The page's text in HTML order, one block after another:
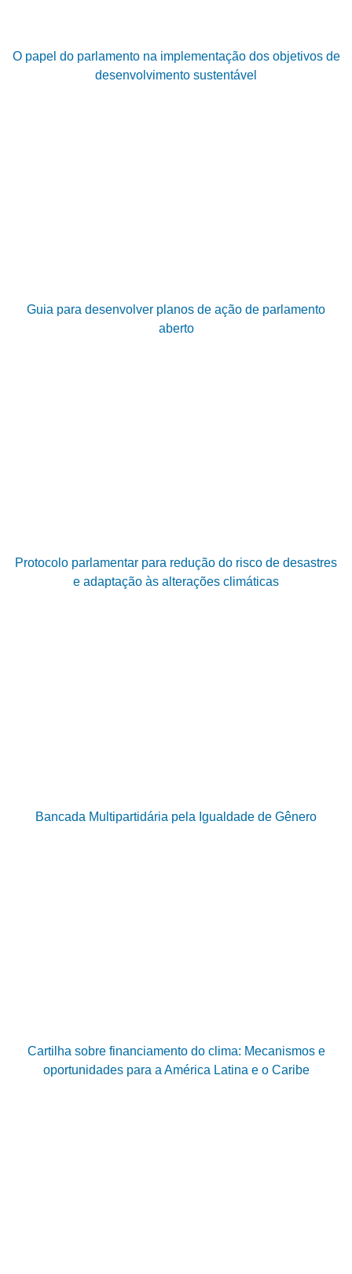
O papel do parlamento na implementação dos objetivos de
desenvolvimento sustentável
Guia para desenvolver planos de ação de parlamento
aberto
Protocolo parlamentar para redução do risco de desastres
e adaptação às alterações climáticas
Bancada Multipartidária pela Igualdade de Gênero
Cartilha sobre financiamento do clima: Mecanismos e
oportunidades para a América Latina e o Caribe